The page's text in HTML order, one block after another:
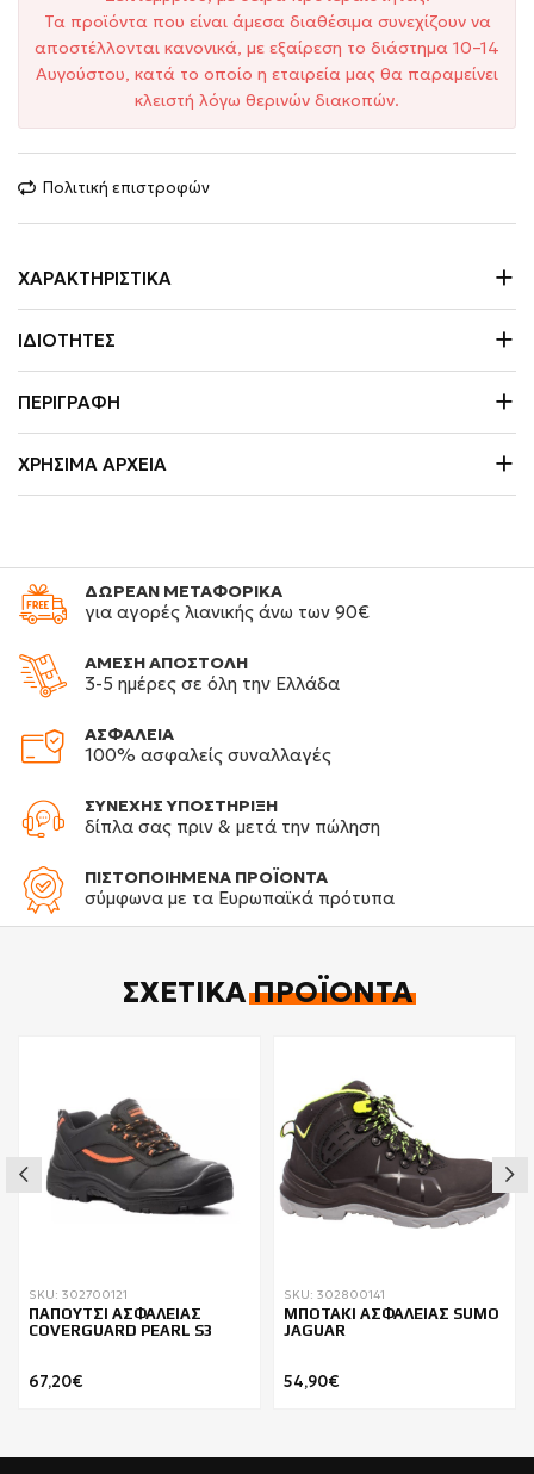
Τα προϊόντα που είναι άμεσα διαθέσιμα συνεχίζουν να
αποστέλλονται κανονικά, με εξαίρεση το διάστημα 10–14
Αυγούστου, κατά το οποίο η εταιρεία μας θα παραμείνει
κλειστή λόγω θερινών διακοπών.
Πολιτική επιστροφών
ΧΑΡΑΚΤΗΡΙΣΤΙΚΆ
ΙΔΙΌΤΗΤΕΣ
ΠΕΡΙΓΡΑΦΉ
ΧΡΉΣΙΜΑ ΑΡΧΕΊΑ
ΔΩΡΕΑΝ ΜΕΤΑΦΟΡΙΚΑ
για αγορές λιανικής άνω των 90€
ΑΜΕΣΗ ΑΠΟΣΤΟΛΗ
3-5 ημέρες σε όλη την Ελλάδα
ΑΣΦΑΛΕΙΑ
100% ασφαλείς συναλλαγές
ΣΥΝΕΧΗΣ ΥΠΟΣΤΗΡΙΞΗ
δίπλα σας πριν & μετά την πώληση
ΠΙΣΤΟΠΟΙΗΜΕΝΑ ΠΡΟΪΟΝΤΑ
σύμφωνα με τα Ευρωπαϊκά πρότυπα
ΣΧΕΤΙΚΆΠΡΟΪΌΝΤΑ
SKU: 302700121
ΠΑΠΟΥΤΣΙ ΑΣΦΑΛΕΙΑΣ
COVERGUARD PEARL S3
67,20€
SKU: 302800141
ΜΠΟΤΑΚΙ ΑΣΦΑΛΕΙΑΣ SUMO
JAGUAR
54,90€